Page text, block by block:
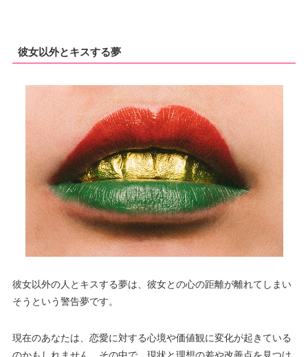
彼女以外とキスする夢
彼女以外の人とキスする夢は、彼女との心の距離が離れてしまい
そうという警告夢です。
現在のあなたは、恋愛に対する心境や価値観に変化が起きている